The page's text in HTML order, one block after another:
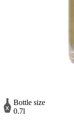
Bottle size
0.7l